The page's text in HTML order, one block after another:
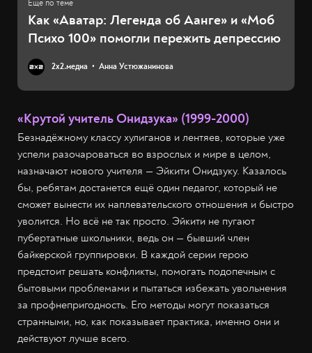
Как «Аватар: Легенда об Аанге» и «Моб
Психо 100» помогли пережить депрессию
2х2.медиа Анна Устюжанинова
«Крутой учитель Онидзука» (1999-2000)
Безнадёжному классу хулиганов и лентяев, которые уже
успели разочароваться во взрослых и мире в целом,
назначают нового учителя — Эйкити Онидзуку. Казалось
бы, ребятам достанется ещё один педагог, который не
сможет вынести их наплевательского отношения и быстро
уволится. Но всё не так просто. Эйкити не пугают
пубертатные школьники, ведь он — бывший член
байкерской группировки. В каждой серии герою
предстоит решать конфликты, помогать подопечным с
бытовыми проблемами и пытаться избежать увольнения
за профнепригодность. Его методы могут показаться
странными, но, как показывает практика, именно они и
действуют лучше всего.